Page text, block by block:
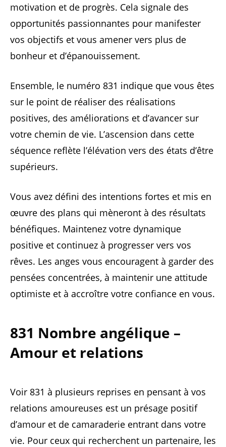
motivation et de progrès. Cela signale des
opportunités passionnantes pour manifester
vos objectifs et vous amener vers plus de
bonheur et d’épanouissement.
Ensemble, le numéro 831 indique que vous êtes
sur le point de réaliser des réalisations
positives, des améliorations et d’avancer sur
votre chemin de vie. L’ascension dans cette
séquence reflète l’élévation vers des états d’être
supérieurs.
Vous avez défini des intentions fortes et mis en
œuvre des plans qui mèneront à des résultats
bénéfiques. Maintenez votre dynamique
positive et continuez à progresser vers vos
rêves. Les anges vous encouragent à garder des
pensées concentrées, à maintenir une attitude
optimiste et à accroître votre confiance en vous.
831 Nombre angélique –
Amour et relations
Voir 831 à plusieurs reprises en pensant à vos
relations amoureuses est un présage positif
d’amour et de camaraderie entrant dans votre
vie. Pour ceux qui recherchent un partenaire, les